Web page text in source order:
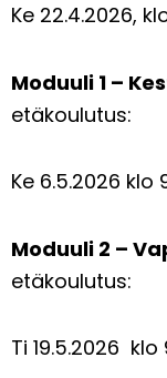
Ke 22.4.2026,
Moduuli 1 –
etäkoulutus:
Ke 6.5.2026 klo
Moduuli 2 –
etäkoulutus:
Ti 19.5.2026 klo